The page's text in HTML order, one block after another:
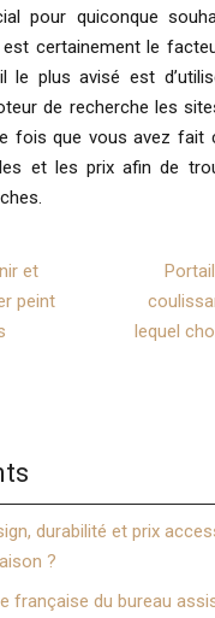
pour quiconque
certainement le
le plus avisé est
de recherche les
fois que vous avez fait
et les prix afin de
et
peint
lequel
durabilité et prix
?
française du bureau